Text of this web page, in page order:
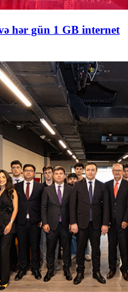
hər gün 1 GB internet